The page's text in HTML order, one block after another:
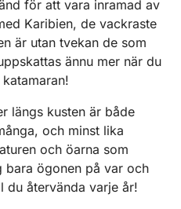
för att vara inramad av
Karibien, de vackraste
är utan tvekan de som
ännu mer när du
längs kusten är både
och minst lika
och öarna som
bara ögonen på var och
du återvända varje år!